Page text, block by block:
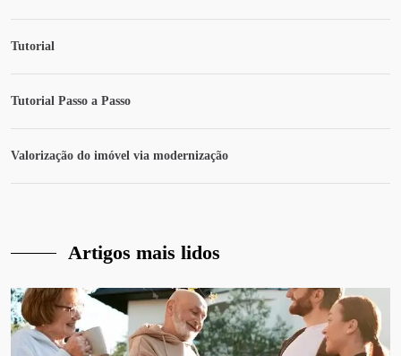
Tutorial
Tutorial Passo a Passo
Valorização do imóvel via modernização
Artigos mais lidos